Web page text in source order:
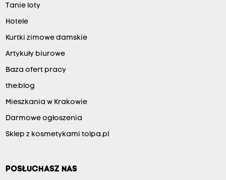
Tanie loty
Hotele
Kurtki zimowe damskie
Artykuły biurowe
Baza ofert pracy
the:blog
Mieszkania w Krakowie
Darmowe ogłoszenia
Sklep z kosmetykami tolpa.pl
POSŁUCHASZ NAS